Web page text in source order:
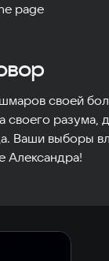
page
своей
своего разума,
Ваши выборы
Александра!